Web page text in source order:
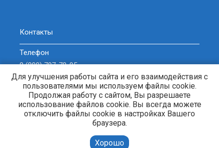
Контакты
Телефон
8 (800) 707-78-05
sell@zavodgeneratorov.ru
ОБРАТНЫЙ ЗВОНОК
Генераторы и электростанции. © 2013-2026 Энерджи-Кубань. |
Для улучшения работы сайта и его взаимодействия с
пользователями мы используем файлы cookie.
Продолжая работу с сайтом, Вы разрешаете
использование файлов cookie. Вы всегда можете
отключить файлы cookie в настройках Вашего
браузера.
Хорошо